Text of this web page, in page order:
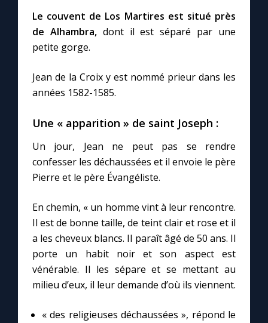
Prier au quotidien
L'Évangile chaque jour
Les premiers samedis du mois
Marie qui défait les nœuds
Mes intentions de prière
Une Minute avec Marie
Le couvent de Los Martires est situé près
de Alhambra,dont il est séparé par une
petite gorge.
Jean de la Croix y est nommé prieur dans les
années 1582-1585.
Une « apparition » de saint Joseph :
Un jour, Jean ne peut pas se rendre
confesser les déchaussées et il envoie le père
Pierre et le père Évangéliste.
En chemin, « un homme vint à leur rencontre.
Il est de bonne taille, de teint clair et rose et il
a les cheveux blancs. Il paraît âgé de 50 ans. Il
porte un habit noir et son aspect est
vénérable. Il les sépare et se mettant au
milieu d’eux, il leur demande d’où ils viennent.
« des religieuses déchaussées », répond le